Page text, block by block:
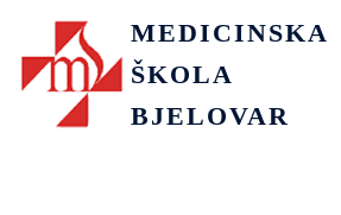
MEDICINSKA
ŠKOLA
BJELOVAR